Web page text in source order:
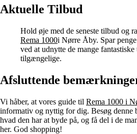
Aktuelle Tilbud
Hold øje med de seneste tilbud og
Rema 1000i Nørre Åby. Spar
ved at udnytte de mange
tilgængelige.
Afsluttende
Vi håber, at vores guide til Rema 1000 i
informativ og nyttig for dig. Besøg denne
hvad den har at byde på, og få del i de
her. God shopping!